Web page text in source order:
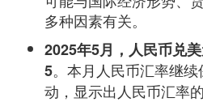
多种因素有关。
2025年5月，人民币兑
5。本月人民币汇率继
动，显示出人民币汇率